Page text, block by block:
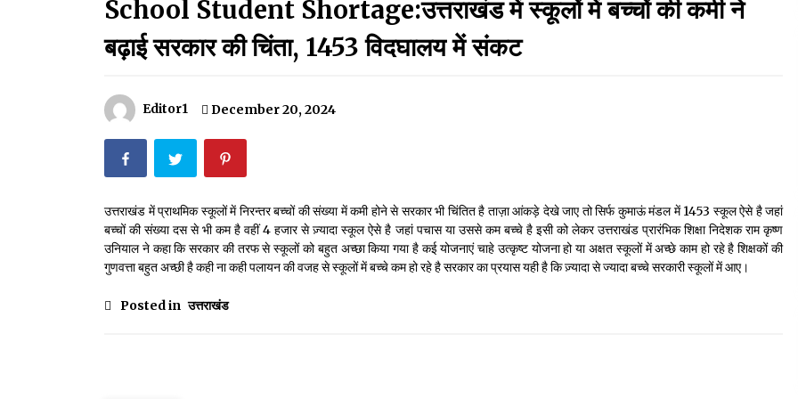
मदरसों का नाम अब्दुल कलाम के नाम पर रखने की घोषणा
December 18, 2023
September 7, 2023
May 14, 2022
Thought Of The Day 11 May
May 11, 2022
Thought Of The Day 10 May
May 10, 2022
School Student Shortage:उत्तराखंड में स्कूलों में बच्चों की कमी ने
बढ़ाई सरकार की चिंता, 1453 विदघालय में संकट
Editor1 December 20, 2024
उत्तराखंड में प्राथमिक स्कूलों में निरन्तर बच्चों की संख्या में कमी होने से सरकार भी चिंतित है ताज़ा आंकड़े देखे जाए तो सिर्फ कुमाऊं मंडल में 1453 स्कूल ऐसे है जहां
बच्चों की संख्या दस से भी कम है वहीं 4 हजार से ज़्यादा स्कूल ऐसे है जहां पचास या उससे कम बच्चे है इसी को लेकर उत्तराखंड प्रारंभिक शिक्षा निदेशक राम कृष्ण
उनियाल ने कहा कि सरकार की तरफ से स्कूलों को बहुत अच्छा किया गया है कई योजनाएं चाहे उत्कृष्ट योजना हो या अक्षत स्कूलों में अच्छे काम हो रहे है शिक्षकों की
गुणवत्ता बहुत अच्छी है कही ना कही पलायन की वजह से स्कूलों में बच्चे कम हो रहे है सरकार का प्रयास यही है कि ज़्यादा से ज्यादा बच्चे सरकारी स्कूलों में आए।
Posted in उत्तराखंड